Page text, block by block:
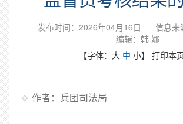
发布时间：2026年04月16日
信息来
编辑：韩 娜
【字体： 大 中 小】 打印本
作者：兵团司法局